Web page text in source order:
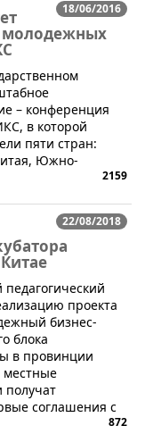
18/06/2016
молодежных
– конференция
в которой
пяти стран:
Южно-
2159
22/08/2018
проекта
бизнес-
блока
в провинции
местные
получат
соглашения с
872